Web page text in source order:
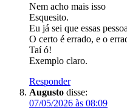
Nem acho mais isso
Esquesito.
Eu já sei que essas
O certo é errado, e o
Taí ó!
Exemplo claro.
Responder
Augusto disse:
07/05/2026 às 08:09